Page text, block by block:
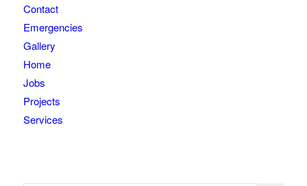
Contact
Emergencies
Gallery
Home
Jobs
Projects
Services